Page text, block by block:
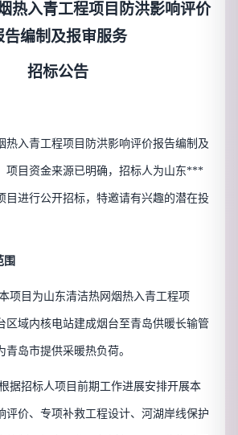
热入青工程项目防洪影响评价
告编制及报审服务
招标公告
热入青工程项目防洪影响评价报告编制及
项目资金来源已明确，招标人为山东***
目进行公开招标，特邀请有兴趣的潜在投
围
项目为山东清洁热网烟热入青工程项
区域内核电站建成烟台至青岛供暖长输管
岛市提供采暖热负荷。
据招标人项目前期工作进展安排开展本
评价、专项补救工程设计、河湖岸线保护